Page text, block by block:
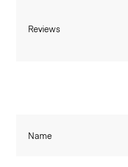
Reviews
Name